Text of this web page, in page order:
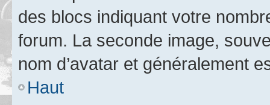
des blocs indiquant votre
forum. La seconde image,
nom d’avatar et généralement
Haut